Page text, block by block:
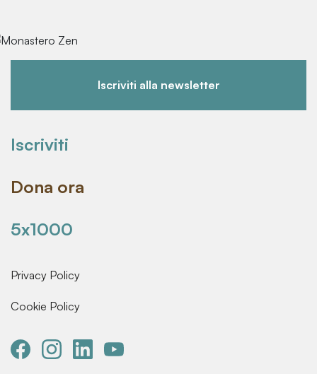
Iscriviti alla newsletter
Iscriviti
Dona ora
5x1000
Privacy Policy
Cookie Policy